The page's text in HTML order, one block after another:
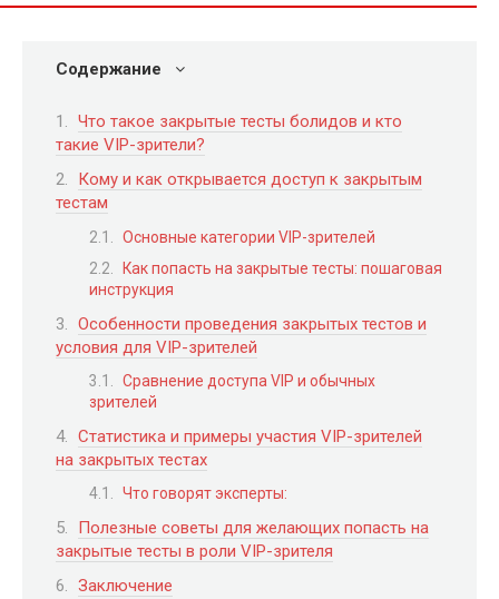
Содержание
Что такое закрытые тесты болидов и кто
такие VIP-зрители?
Кому и как открывается доступ к закрытым
тестам
Основные категории VIP-зрителей
Как попасть на закрытые тесты: пошаговая
инструкция
Особенности проведения закрытых тестов и
условия для VIP-зрителей
Сравнение доступа VIP и обычных
зрителей
Статистика и примеры участия VIP-зрителей
на закрытых тестах
Что говорят эксперты:
Полезные советы для желающих попасть на
закрытые тесты в роли VIP-зрителя
Заключение